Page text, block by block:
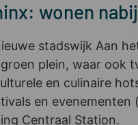
wonen
stadswijk Aan
plein, waar ook
en culinaire
en
Centraal Station.